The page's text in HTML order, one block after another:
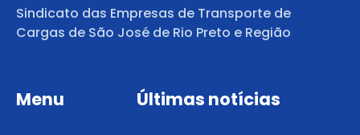
Sindicato das Empresas de Transporte de
Cargas de São José de Rio Preto e Região
Menu Últimas notícias